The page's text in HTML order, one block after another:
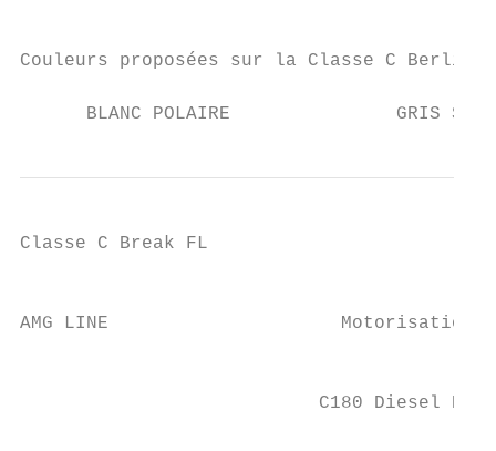
Couleurs proposées sur la Classe C
BLANC POLAIRE               GRIS
Classe C Break FL
AMG LINE
C180 Diesel